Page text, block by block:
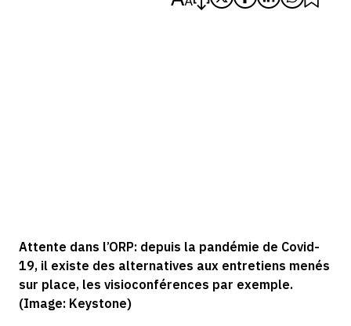
Attente dans l’ORP: depuis la pandémie de Covid-
19, il existe des alternatives aux entretiens menés
sur place, les visioconférences par exemple.
(Image: Keystone)